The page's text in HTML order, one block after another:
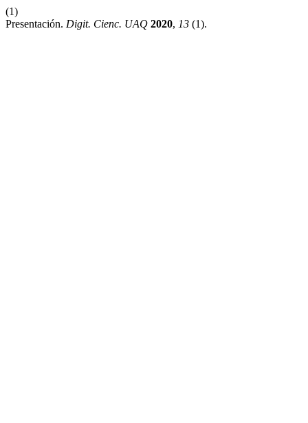
(1)
Presentación. Digit. Cienc. UAQ 2020, 13 (1).